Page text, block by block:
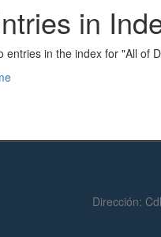
in
entries in the index for "All of
Dirección: